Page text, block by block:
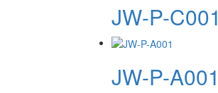
JW-P-C001
JW-P-A001